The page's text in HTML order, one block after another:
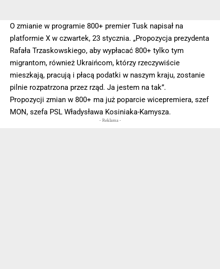
O zmianie w programie 800+ premier Tusk napisał na
platformie X w czwartek, 23 stycznia. „Propozycja prezydenta
Rafała Trzaskowskiego, aby wypłacać 800+ tylko tym
migrantom, również Ukraińcom, którzy rzeczywiście
mieszkają, pracują i płacą podatki w naszym kraju, zostanie
pilnie rozpatrzona przez rząd. Ja jestem na tak”.
Propozycji zmian w 800+ ma już poparcie wicepremiera, szef
MON, szefa PSL Władysława Kosiniaka-Kamysza.
- Reklama -